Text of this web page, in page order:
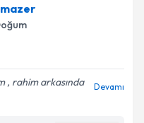
takvimi talebi
almanız için bir
ile bilgilendireceğiz.
, rahim arkasında
Devamı